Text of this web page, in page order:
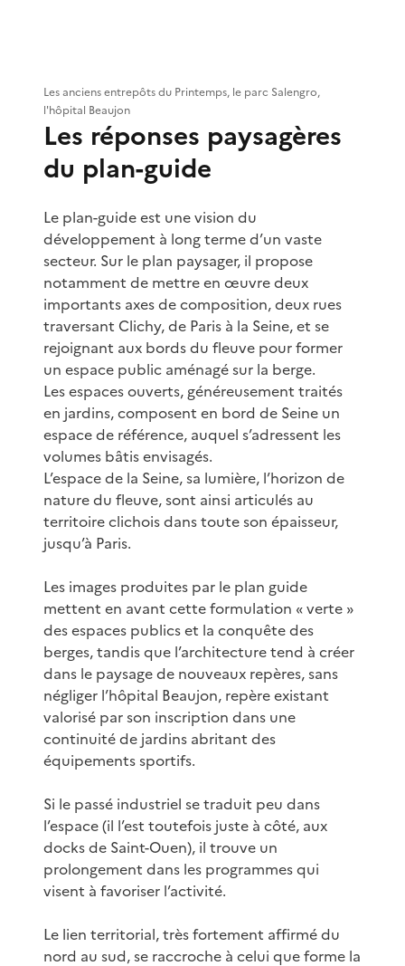
Les anciens entrepôts du Printemps, le parc Salengro,
l'hôpital Beaujon
Les réponses paysagères
du plan-guide
Le plan-guide est une vision du
développement à long terme d’un vaste
secteur. Sur le plan paysager, il propose
notamment de mettre en œuvre deux
importants axes de composition, deux rues
traversant Clichy, de Paris à la Seine, et se
rejoignant aux bords du fleuve pour former
un espace public aménagé sur la berge.
Les espaces ouverts, généreusement traités
en jardins, composent en bord de Seine un
espace de référence, auquel s’adressent les
volumes bâtis envisagés.
L’espace de la Seine, sa lumière, l’horizon de
nature du fleuve, sont ainsi articulés au
territoire clichois dans toute son épaisseur,
jusqu’à Paris.
Les images produites par le plan guide
mettent en avant cette formulation « verte »
des espaces publics et la conquête des
berges, tandis que l’architecture tend à créer
dans le paysage de nouveaux repères, sans
négliger l’hôpital Beaujon, repère existant
valorisé par son inscription dans une
continuité de jardins abritant des
équipements sportifs.
Si le passé industriel se traduit peu dans
l’espace (il l’est toutefois juste à côté, aux
docks de Saint-Ouen), il trouve un
prolongement dans les programmes qui
visent à favoriser l’activité.
Le lien territorial, très fortement affirmé du
nord au sud, se raccroche à celui que forme la